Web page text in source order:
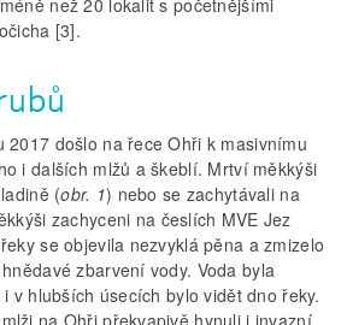
než 20 lokalit s početnějšími
[3].
2017 došlo na řece Ohři k masivnímu
i dalších mlžů a škeblí. Mrtví měkkýši
(obr. 1) nebo se zachytávali na
zachyceni na česlích MVE Jez
se objevila nezvyklá pěna a zmizelo
zbarvení vody. Voda byla
v hlubších úsecích bylo vidět dno řeky.